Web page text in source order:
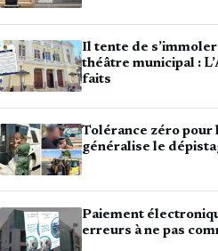
Il tente de
théâtre municipal :
faits
Tolérance zéro pour
généralise le
Paiement
erreurs à ne pas